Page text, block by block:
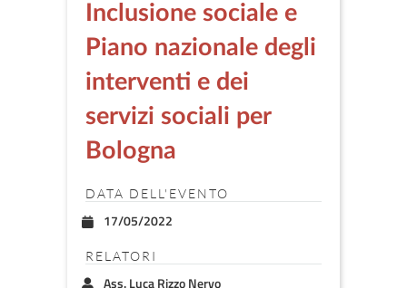
Inclusione sociale e
Piano nazionale degli
interventi e dei
servizi sociali per
Bologna
DATA DELL'EVENTO
17/05/2022
RELATORI
Ass. Luca Rizzo Nervo